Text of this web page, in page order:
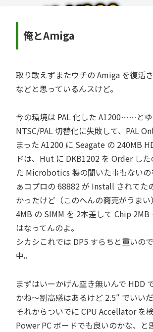
俺とAmiga
取り敢えずまたウチの Amiga を復活さ
などと思っているんスけど。
今の環境は PAL 化した A1200……と
NTSC/PAL 切替化に失敗して、PAL
まった A1200 に Seagate の 240MB
ドは、Hut に DKB1202 を Order し
た Microbotics 製の聞いた事もないの
ぁコプロの 68882 が Install されてた
かったけど（このへんの商売がうま
4MB の SIMM を 2本差して Chip 2MB
はなってんのよ。
シカシこれでは DP5 すらちと重いの
中。
まずはいーかげん空き無いんで HDD
かね～割高感はあるけど 2.5″ でいいだ
それからついでに CPU Accellator を
Power PC ボードでも良いのかな、と